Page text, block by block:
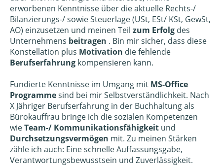
erworbenen Kenntnisse über die aktuelle Rechts-/
Bilanzierungs-/ sowie Steuerlage (USt, ESt/ KSt, GewSt,
AO) einzusetzen und meinen Teil zum Erfolgdes
Unternehmens beitragen . Bin mir sicher, dass diese
Konstellation plus Motivation die fehlende
Berufserfahrungkompensieren kann.
Fundierte Kenntnisse im Umgang mit MS-Office
Programmesind bei mir Selbstverständlichkeit. Nach
X Jähriger Berufserfahrung in der Buchhaltung als
Bürokauffrau bringe ich die sozialen Kompetenzen
wieTeam-/ Kommunikationsfähigkeitund
Durchsetzungsvermögen mit. Zu meinen Stärken
zähle ich auch: Eine schnelle Auffassungsgabe,
Verantwortungsbewusstsein und Zuverlässigkeit.